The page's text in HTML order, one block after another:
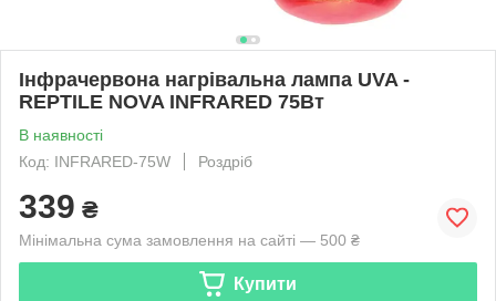
Інфрачервона нагрівальна лампа UVA -
REPTILE NOVA INFRARED 75Вт
В наявності
Код: INFRARED-75W
Роздріб
339 ₴
Мінімальна сума замовлення на сайті — 500 ₴
Купити